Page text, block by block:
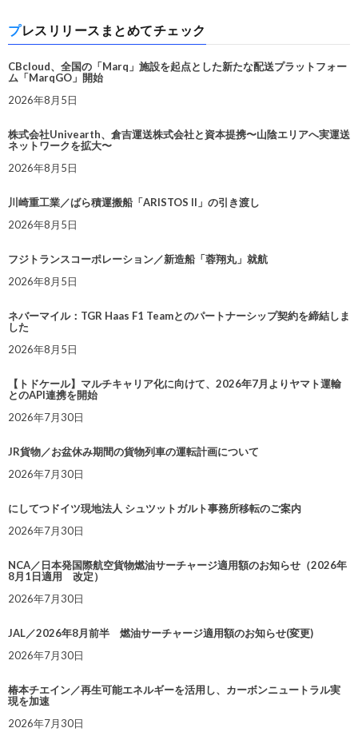
プレスリリースまとめてチェック
CBcloud、全国の「Marq」施設を起点とした新たな配送プラットフォー
ム「MarqGO」開始
2026年8月5日
株式会社Univearth、倉吉運送株式会社と資本提携〜山陰エリアへ実運送
ネットワークを拡大〜
2026年8月5日
川崎重工業／ばら積運搬船「ARISTOS II」の引き渡し
2026年8月5日
フジトランスコーポレーション／新造船「蓉翔丸」就航
2026年8月5日
ネバーマイル：TGR Haas F1 Teamとのパートナーシップ契約を締結しま
した
2026年8月5日
【トドケール】マルチキャリア化に向けて、2026年7月よりヤマト運輸
とのAPI連携を開始
2026年7月30日
JR貨物／お盆休み期間の貨物列車の運転計画について
2026年7月30日
にしてつドイツ現地法人 シュツットガルト事務所移転のご案内
2026年7月30日
NCA／日本発国際航空貨物燃油サーチャージ適用額のお知らせ（2026年
8月1日適用 改定）
2026年7月30日
JAL／2026年8月前半 燃油サーチャージ適用額のお知らせ(変更)
2026年7月30日
椿本チエイン／再生可能エネルギーを活用し、カーボンニュートラル実
現を加速
2026年7月30日